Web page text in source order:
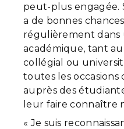
peut-plus engagée.
a de bonnes
régulièrement dans
académique, tant
collégial ou
toutes les occasions
auprès des
leur faire connaître
« Je suis